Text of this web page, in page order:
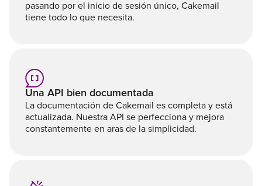
pasando por el inicio de sesión único, Cakemail
tiene todo lo que necesita.
Una API bien documentada
La documentación de Cakemail es completa y está
actualizada. Nuestra API se perfecciona y mejora
constantemente en aras de la simplicidad.